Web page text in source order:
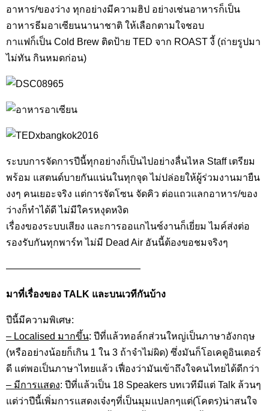
อาหาร/ของว่าง ทุกอย่างมีความฮิป อย่างเช่นอาหารก็เป็น
อาหารธีมอาเซียนนานาชาติ ให้เลือกตามใจชอบ
กาแฟก็เป็น Cold Brew ติดป้าย TED จาก ROAST งี้ (ถ่ายรูปมา
ไม่ทัน กินหมดก่อน)
ระบบการจัดการปีนี้ทุกอย่างก็เป็นไปอย่างลื่นไหล Staff เตรียม
พร้อม แสตนด์บายกันแน่นในทุกจุด ไม่ปล่อยให้ผู้ร่วมงานมายืน
งงๆ คนเยอะจริง แต่การจัดโซน จัดคิว ต่อแถวแลกอาหาร/ของ
ว่างก็ทำได้ดี ไม่มีใครหงุดหงิด
เรื่องของระบบเสียง และการออแกไนซ์งานก็เยี่ยม ไมค์ส่งต่อ
รองรับกันทุกพาร์ท ไม่มี Dead Air อันนี้ต้องขอชมจริงๆ
——————————————
มาที่เรื่องของ TALK และบนเวทีกันบ้าง
ปีนี้มีความพิเศษ:
– Localised มากขึ้น: ปีที่แล้วทอล์กส่วนใหญ่เป็นภาษาอังกฤษ
(หรืออย่างน้อยก็เกิน 1 ใน 3 ถ้าจำไม่ผิด) ซึ่งมันก็โอเคดูอินเตอร์
ดี แต่พอเป็นภาษาไทยแล้ว เฟื่องว่ามันเข้าถึงใจคนไทยได้ดีกว่า
– มีการแสดง: ปีที่แล้วเป็น 18 Speakers บทเวทีมีแต่ Talk ล้วนๆ
แต่ว่าปีนี้เพิ่มการแสดงเจ๋งๆที่เป็นมุมแปลกๆแต่(โคตร)น่าสนใจ